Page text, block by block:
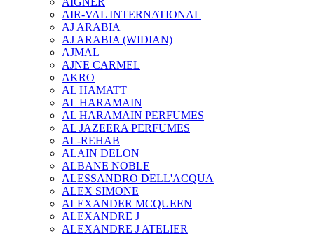
AIR-VAL INTERNATIONAL
AJ ARABIA
AJ ARABIA (WIDIAN)
AJMAL
AJNE CARMEL
AKRO
AL HAMATT
AL HARAMAIN
AL HARAMAIN PERFUMES
AL JAZEERA PERFUMES
AL-REHAB
ALAIN DELON
ALBANE NOBLE
ALESSANDRO DELL'ACQUA
ALEX SIMONE
ALEXANDER MCQUEEN
ALEXANDRE J
ALEXANDRE J ATELIER